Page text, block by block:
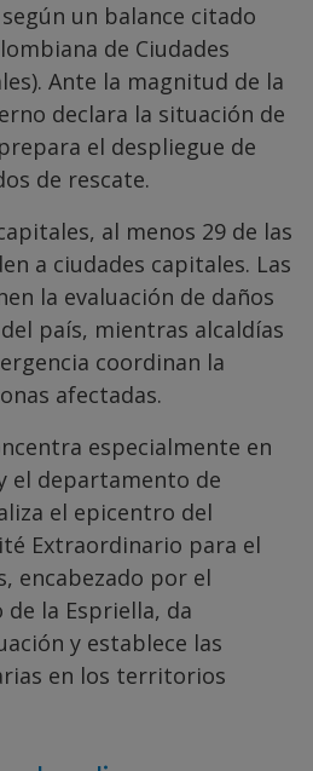
un balance citado
de Ciudades
Ante la magnitud de la
declara la situación de
el despliegue de
de rescate.
al menos 29 de las
a ciudades capitales. Las
la evaluación de daños
país, mientras alcaldías
coordinan la
afectadas.
especialmente en
el departamento de
el epicentro del
Extraordinario para el
encabezado por el
la Espriella, da
y establece las
en los territorios